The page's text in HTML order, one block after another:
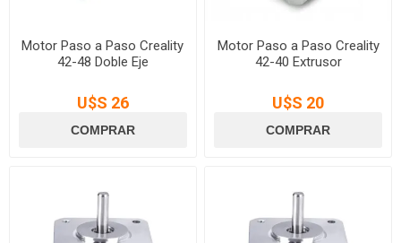
Motor Paso a Paso Creality
42-48 Doble Eje
U$S 26
Motor Paso a Paso Creality
42-40 Extrusor
U$S 20